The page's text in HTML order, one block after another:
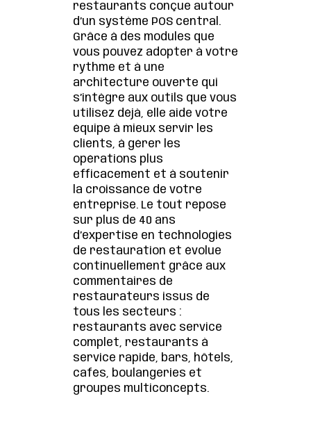
restaurants conçue autour
d’un système POS central.
Grâce à des modules que
vous pouvez adopter à votre
rythme et à une
architecture ouverte qui
s’intègre aux outils que vous
utilisez déjà, elle aide votre
équipe à mieux servir les
clients, à gérer les
opérations plus
efficacement et à soutenir
la croissance de votre
entreprise. Le tout repose
sur plus de 40 ans
d’expertise en technologies
de restauration et évolue
continuellement grâce aux
commentaires de
restaurateurs issus de
tous les secteurs :
restaurants avec service
complet, restaurants à
service rapide, bars, hôtels,
cafés, boulangeries et
groupes multiconcepts.